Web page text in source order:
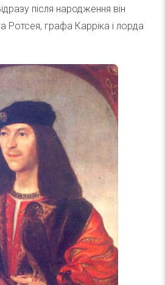
після народження він
Ротсея, графа Карріка і лорда